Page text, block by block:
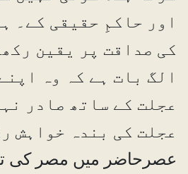
اور حاکمِ حقیقی کے۔
کی صداقت پر یقین
الگ بات ہے کہ وہ
عجلت کے ساتھ صادر
عجلت کی بندہ خواہش
عصرحاضر میں مصر کی